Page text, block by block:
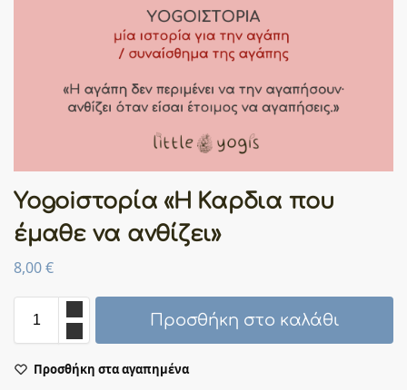
Yogoiστορία «Η Καρδια που
έμαθε να ανθίζει»
8,00€
Προσθήκη στο καλάθι
Προσθήκη στα αγαπημένα